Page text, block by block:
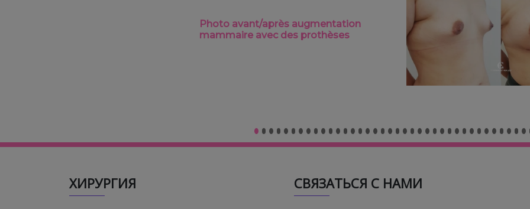
Photo avant/après augmentation
mammaire avec des prothèses
ХИРУРГИЯ СВЯЗАТЬСЯ С НАМИ